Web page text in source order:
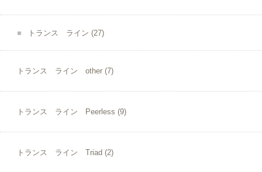
トランス ライン (27)
トランス ライン other (7)
トランス ライン Peerless (9)
トランス ライン Triad (2)